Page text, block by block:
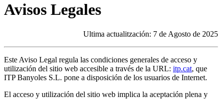
Avisos Legales
Ultima actualitzación: 7 de Agosto de 2025
Este Aviso Legal regula las condiciones generales de acceso y
utilización del sitio web accesible a través de la URL: itp.cat, que
ITP Banyoles S.L. pone a disposición de los usuarios de Internet.
El acceso y utilización del sitio web implica la aceptación plena y